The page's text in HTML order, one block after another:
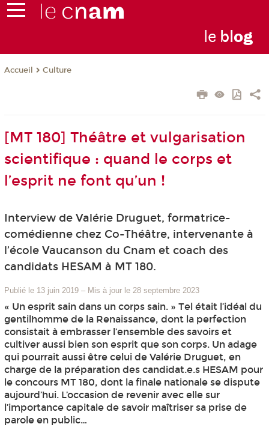
le blog
Accueil Culture
[MT 180] Théâtre et vulgarisation
scientifique : quand le corps et
l’esprit ne font qu’un !
Interview de Valérie Druguet, formatrice-
comédienne chez Co-Théâtre, intervenante à
l’école Vaucanson du Cnam et coach des
candidats HESAM à MT 180.
Publié le 13 juin 2019 – Mis à jour le 28 septembre 2023
« Un esprit sain dans un corps sain. » Tel était l’idéal du
gentilhomme de la Renaissance, dont la perfection
consistait à embrasser l’ensemble des savoirs et
cultiver aussi bien son esprit que son corps. Un adage
qui pourrait aussi être celui de Valérie Druguet, en
charge de la préparation des candidat.e.s HESAM pour
le concours MT 180, dont la finale nationale se dispute
aujourd’hui. L’occasion de revenir avec elle sur
l’importance capitale de savoir maîtriser sa prise de
parole en public…